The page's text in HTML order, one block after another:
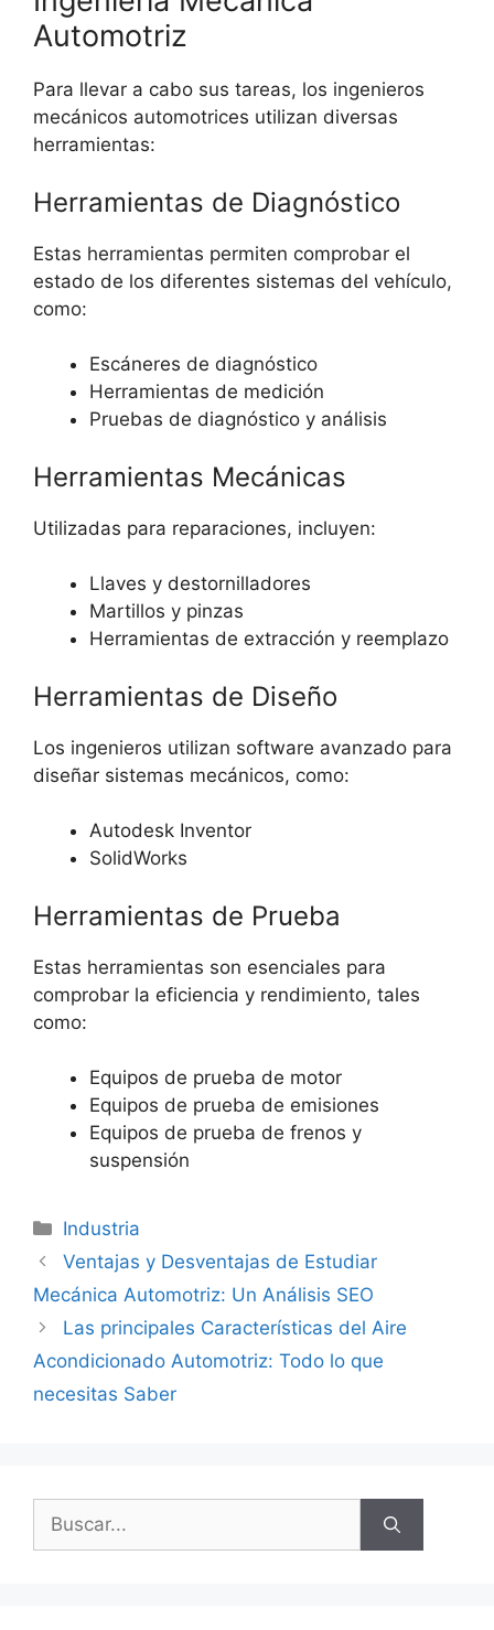
Automotriz
Para llevar a cabo sus tareas, los ingenieros
mecánicos automotrices utilizan diversas
herramientas:
Herramientas de Diagnóstico
Estas herramientas permiten comprobar el
estado de los diferentes sistemas del vehículo,
como:
Escáneres de diagnóstico
Herramientas de medición
Pruebas de diagnóstico y análisis
Herramientas Mecánicas
Utilizadas para reparaciones, incluyen:
Llaves y destornilladores
Martillos y pinzas
Herramientas de extracción y reemplazo
Herramientas de Diseño
Los ingenieros utilizan software avanzado para
diseñar sistemas mecánicos, como:
Autodesk Inventor
SolidWorks
Herramientas de Prueba
Estas herramientas son esenciales para
comprobar la eficiencia y rendimiento, tales
como:
Equipos de prueba de motor
Equipos de prueba de emisiones
Equipos de prueba de frenos y
suspensión
Categorías
Industria
Ventajas y Desventajas de Estudiar
Mecánica Automotriz: Un Análisis SEO
Las principales Características del Aire
Acondicionado Automotriz: Todo lo que
necesitas Saber
Buscar: